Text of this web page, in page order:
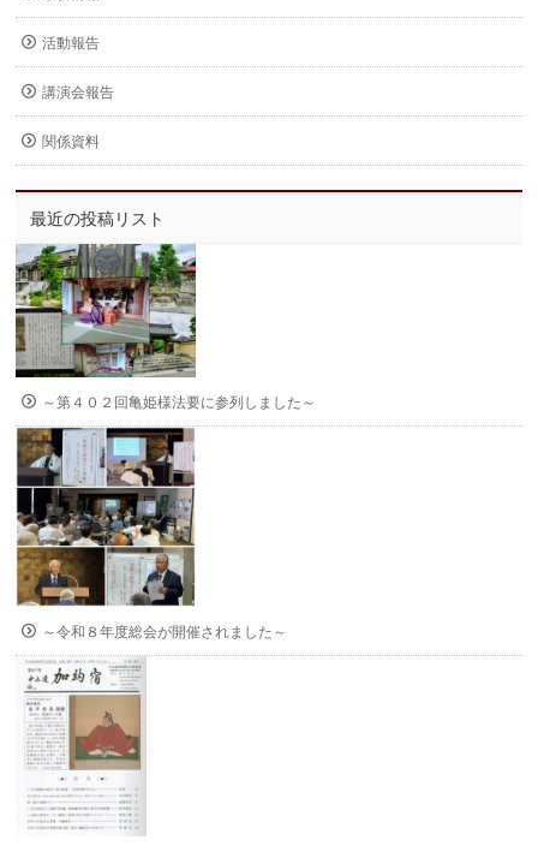
活動報告
講演会報告
関係資料
最近の投稿リスト
～第４０２回亀姫様法要に参列しました～
～令和８年度総会が開催されました～